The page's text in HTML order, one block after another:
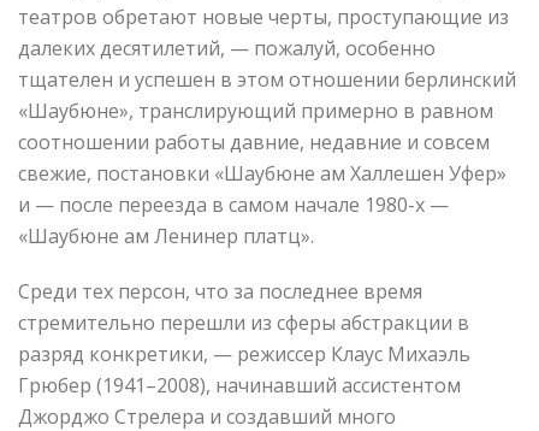
театров обретают новые черты, проступающие из
далеких десятилетий, — пожалуй, особенно
тщателен и успешен в этом отношении берлинский
«Шаубюне», транслирующий примерно в равном
соотношении работы давние, недавние и совсем
свежие, постановки «Шаубюне ам Халлешен Уфер»
и — после переезда в самом начале 1980-х —
«Шаубюне ам Ленинер платц».
Среди тех персон, что за последнее время
стремительно перешли из сферы абстракции в
разряд конкретики, — режиссер Клаус Михаэль
Грюбер (1941–2008), начинавший ассистентом
Джорджо Стрелера и создавший много